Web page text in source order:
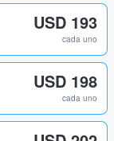
USD 193
cada uno
USD 198
cada uno